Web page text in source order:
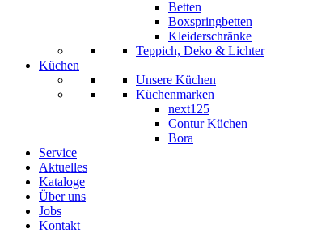
Betten
Boxspringbetten
Kleiderschränke
Teppich, Deko & Lichter
Küchen
Unsere Küchen
Küchenmarken
next125
Contur Küchen
Bora
Service
Aktuelles
Kataloge
Über uns
Jobs
Kontakt